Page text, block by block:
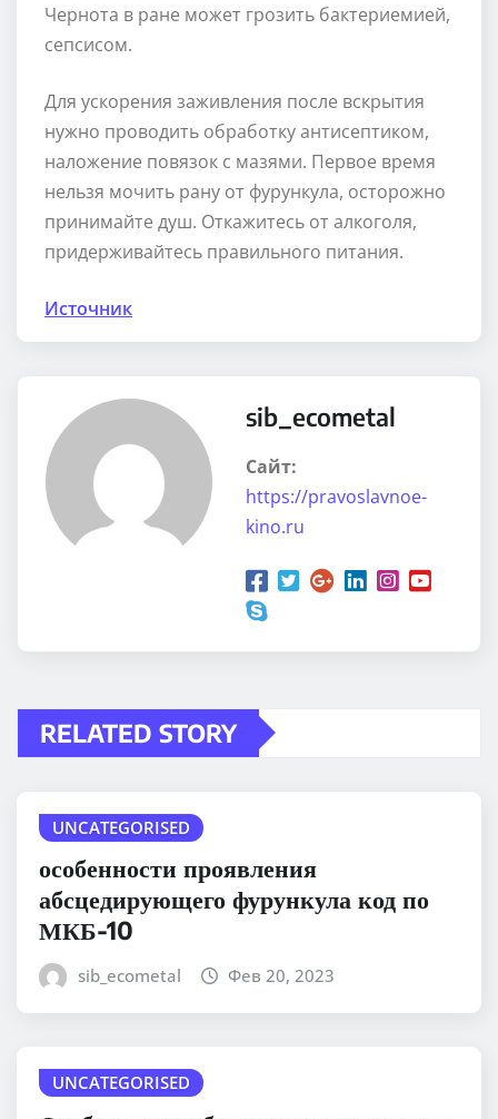
Чернота в ране может грозить бактериемией,
сепсисом.
Для ускорения заживления после вскрытия
нужно проводить обработку антисептиком,
наложение повязок с мазями. Первое время
нельзя мочить рану от фурункула, осторожно
принимайте душ. Откажитесь от алкоголя,
придерживайтесь правильного питания.
Источник
sib_ecometal
Сайт:
https://pravoslavnoe-
kino.ru
RELATED STORY
UNCATEGORISED
особенности проявления
абсцедирующего фурункула код по
МКБ-10
sib_ecometal Фев 20, 2023
UNCATEGORISED